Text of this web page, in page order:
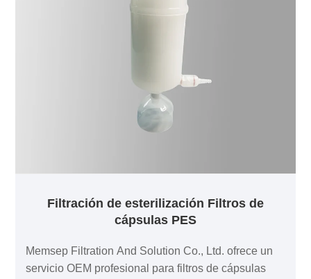
Filtración de esterilización Filtros de
cápsulas PES
Memsep Filtration And Solution Co., Ltd. ofrece un
servicio OEM profesional para filtros de cápsulas